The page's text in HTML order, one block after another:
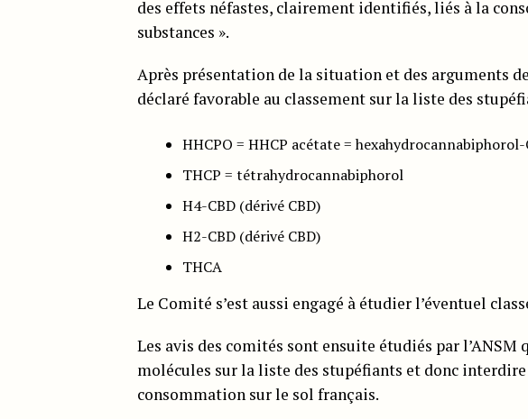
des effets néfastes, clairement identifiés, liés à la
substances ».
Après présentation de la situation et des arguments
déclaré favorable au classement sur la liste des
HHCPO = HHCP acétate = hexahydrocannabiphorol-
THCP = tétrahydrocannabiphorol
H4-CBD (dérivé CBD)
H2-CBD (dérivé CBD)
THCA
Le Comité s’est aussi engagé à étudier l’éventuel
Les avis des comités sont ensuite étudiés par l’ANSM
molécules sur la liste des stupéfiants et donc
consommation sur le sol français.